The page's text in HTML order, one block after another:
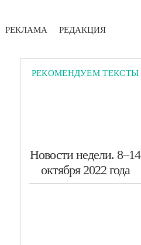
РЕКЛАМА РЕДАКЦИЯ
РЕКОМЕНДУЕМ ТЕКСТЫ
​Новости недели. 8–14
октября 2022 года